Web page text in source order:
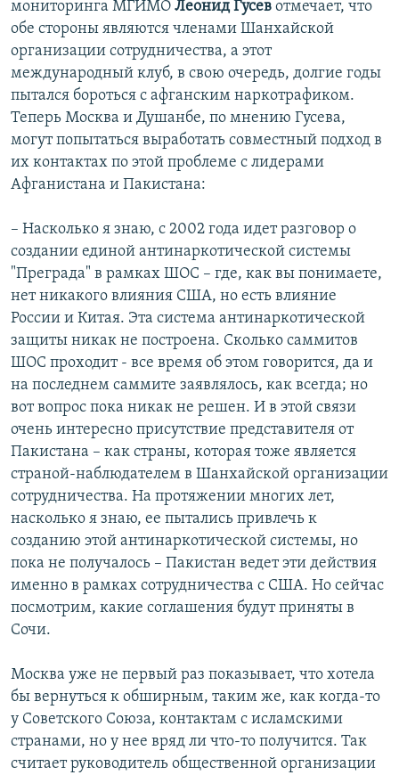
мониторинга МГИМО Леонид Гусев отмечает, что
обе стороны являются членами Шанхайской
организации сотрудничества, а этот
международный клуб, в свою очередь, долгие годы
пытался бороться с афганским наркотрафиком.
Теперь Москва и Душанбе, по мнению Гусева,
могут попытаться выработать совместный подход в
их контактах по этой проблеме с лидерами
Афганистана и Пакистана:
– Насколько я знаю, с 2002 года идет разговор о
создании единой антинаркотической системы
"Преграда" в рамках ШОС – где, как вы понимаете,
нет никакого влияния США, но есть влияние
России и Китая. Эта система антинаркотической
защиты никак не построена. Сколько саммитов
ШОС проходит - все время об этом говорится, да и
на последнем саммите заявлялось, как всегда; но
вот вопрос пока никак не решен. И в этой связи
очень интересно присутствие представителя от
Пакистана – как страны, которая тоже является
страной-наблюдателем в Шанхайской организации
сотрудничества. На протяжении многих лет,
насколько я знаю, ее пытались привлечь к
созданию этой антинаркотической системы, но
пока не получалось – Пакистан ведет эти действия
именно в рамках сотрудничества с США. Но сейчас
посмотрим, какие соглашения будут приняты в
Сочи.
Москва уже не первый раз показывает, что хотела
бы вернуться к обширным, таким же, как когда-то
у Советского Союза, контактам с исламскими
странами, но у нее вряд ли что-то получится. Так
считает руководитель общественной организации